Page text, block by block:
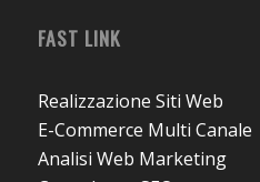
FAST LINK
Realizzazione Siti Web
E-Commerce Multi Canale
Analisi Web Marketing